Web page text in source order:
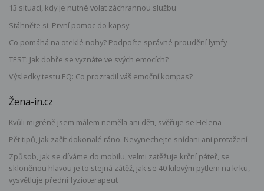
13 situací, kdy je nutné volat záchrannou službu
Stáhněte si: První pomoc do kapsy
Co pomáhá na oteklé nohy? Podpořte správné proudění lymfy
TEST: Jak dobře se vyznáte ve svých emocích?
Výsledky testu EQ: Co prozradil váš emoční kompas?
Žena-in.cz
Kvůli migréně jsem málem neměla ani děti, svěřuje se Helena
Pět tipů, jak začít dokonalé ráno. Nevynechejte snídani ani protažení
Způsob, jak se díváme do mobilu, velmi zatěžuje krční páteř, se
skloněnou hlavou je to stejná zátěž, jak se 40 kilovým pytlem na krku,
vysvětluje přední fyzioterapeut